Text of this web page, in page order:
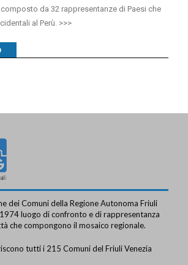
da 32 rappresentanze di Paesi che
al Perù.
dei Comuni della Regione Autonoma Friuli
luogo di confronto e di rappresentanza
che compongono il mosaico regionale.
tutti i 215 Comuni del Friuli Venezia